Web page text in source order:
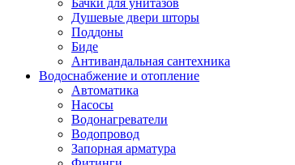
Бачки для унитазов
Душевые двери шторы
Поддоны
Биде
Антивандальная сантехника
Водоснабжение и отопление
Автоматика
Насосы
Водонагреватели
Водопровод
Запорная арматура